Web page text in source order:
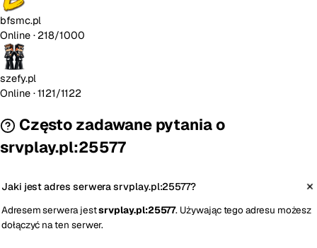
bfsmc.pl
Online· 218/1000
szefy.pl
Online· 1121/1122
Często zadawane pytania o
srvplay.pl:25577
Jaki jest adres serwera srvplay.pl:25577?
Adresem serwera jestsrvplay.pl:25577. Używając tego adresu możesz
dołączyć na ten serwer.